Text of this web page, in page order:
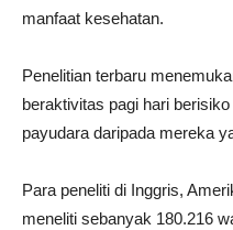
manfaat kesehatan.
Penelitian terbaru
beraktivitas pagi hari
payudara daripada mereka
Para peneliti di Inggris,
meneliti sebanyak 180.216